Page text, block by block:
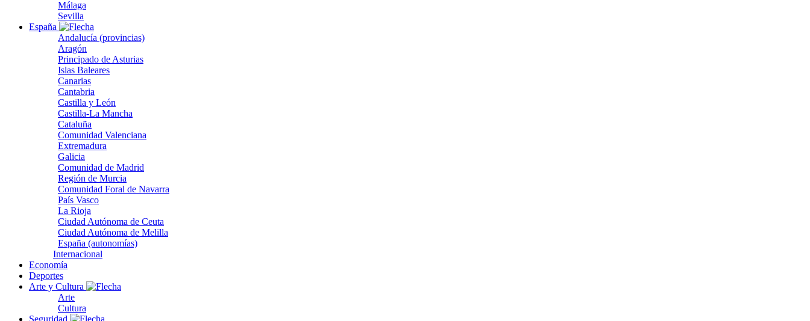
Málaga
Sevilla
España
Andalucía (provincias)
Aragón
Principado de Asturias
Islas Baleares
Canarias
Cantabria
Castilla y León
Castilla-La Mancha
Cataluña
Comunidad Valenciana
Extremadura
Galicia
Comunidad de Madrid
Región de Murcia
Comunidad Foral de Navarra
País Vasco
La Rioja
Ciudad Autónoma de Ceuta
Ciudad Autónoma de Melilla
España (autonomías)
Internacional
Economía
Deportes
Arte y Cultura
Arte
Cultura